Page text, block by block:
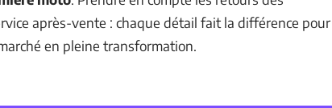
après-vente : chaque détail fait la différence pour
en pleine transformation.